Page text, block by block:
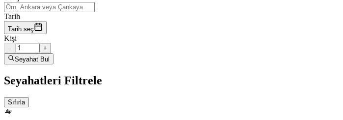
Tarih
Tarih seç
Kişi
−
+
Seyahat Bul
Seyahatleri Filtrele
Sıfırla